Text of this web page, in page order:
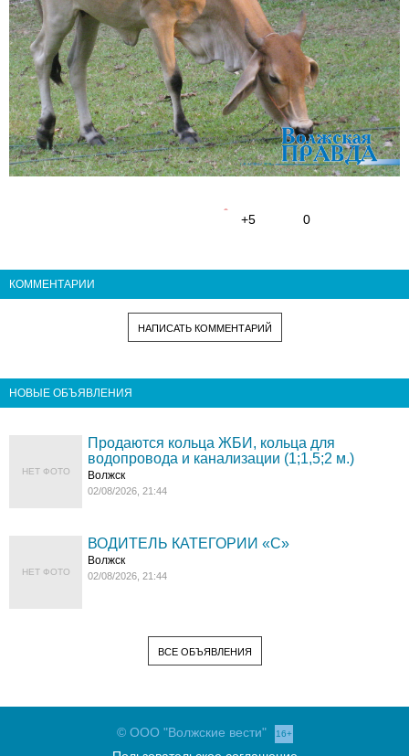
+5 0
КОММЕНТАРИИ
НАПИСАТЬ КОММЕНТАРИЙ
НОВЫЕ ОБЪЯВЛЕНИЯ
НЕТ ФОТО
Продаются кольца ЖБИ, кольца для
водопровода и канализации (1;1,5;2 м.)
Волжск
02/08/2026, 21:44
НЕТ ФОТО
ВОДИТЕЛЬ КАТЕГОРИИ «C»
Волжск
02/08/2026, 21:44
ВСЕ ОБЪЯВЛЕНИЯ
© ООО "Волжские вести" 16+